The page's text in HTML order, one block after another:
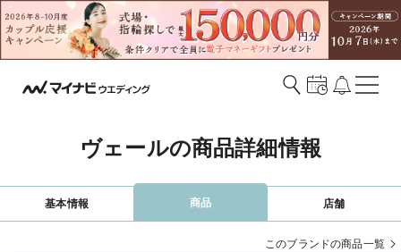
ヴェールの商品詳細情報
基本情報 商品 店舗
このブランドの商品一覧